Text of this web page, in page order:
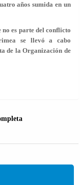
años sumida en un
no es parte del conflicto
se llevó a cabo
de la Organización de